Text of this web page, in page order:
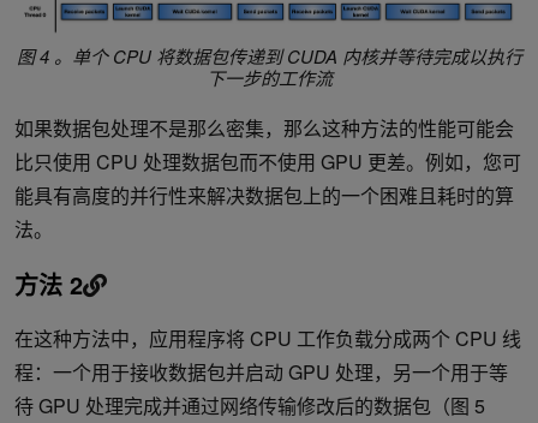
图 4 。单个 CPU 将数据包传递到 CUDA 内核并等待完成以执行
下一步的工作流
如果数据包处理不是那么密集，那么这种方法的性能可能会
比只使用 CPU 处理数据包而不使用 GPU 更差。例如，您可
能具有高度的并行性来解决数据包上的一个困难且耗时的算
法。
方法 2
在这种方法中，应用程序将 CPU 工作负载分成两个 CPU 线
程：一个用于接收数据包并启动 GPU 处理，另一个用于等
待 GPU 处理完成并通过网络传输修改后的数据包（图 5